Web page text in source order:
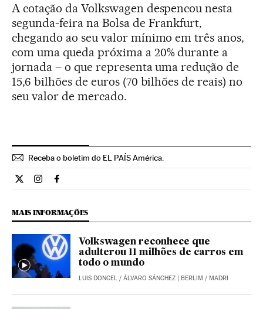
A cotação da Volkswagen despencou nesta
segunda-feira na Bolsa de Frankfurt,
chegando ao seu valor mínimo em três anos,
com uma queda próxima a 20% durante a
jornada – o que representa uma redução de
15,6 bilhões de euros (70 bilhões de reais) no
seu valor de mercado.
Receba o boletim do EL PAÍS América.
Economia El País Brasil en Twitter
Economia El País Brasil en Instagram
Economia El País Brasil en Facebook
MAIS INFORMAÇÕES
Volkswagen reconhece que
adulterou 11 milhões de carros em
todo o mundo
LUIS DONCEL / ÁLVARO SÁNCHEZ | BERLIM / MADRI